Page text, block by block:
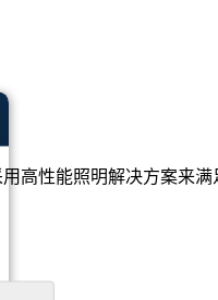
高性能照明解决方案来